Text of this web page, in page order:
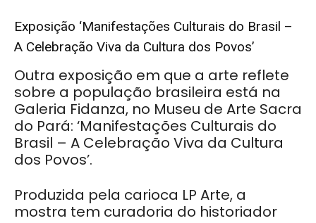
Exposição ‘Manifestações Culturais do Brasil –
A Celebração Viva da Cultura dos Povos’
Outra exposição em que a arte reflete
sobre a população brasileira está na
Galeria Fidanza, no Museu de Arte Sacra
do Pará: ‘Manifestações Culturais do
Brasil – A Celebração Viva da Cultura
dos Povos’.
Produzida pela carioca LP Arte, a
mostra tem curadoria do historiador